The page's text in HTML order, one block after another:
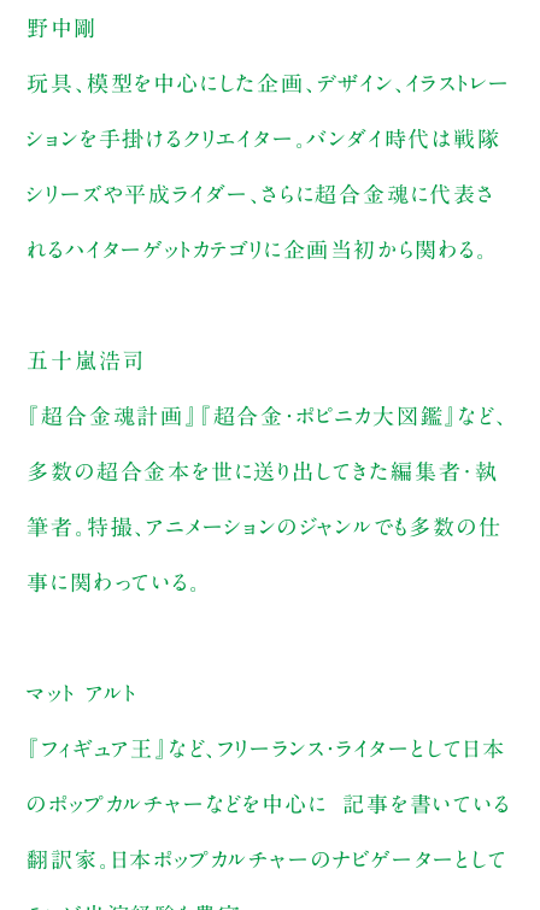
野中剛
玩具、模型を中心にした企画、デザイン、イラストレー
ションを手掛けるクリエイター。バンダイ時代は戦隊
シリーズや平成ライダー、さらに超合金魂に代表さ
れるハイターゲットカテゴリに企画当初から関わる。
五十嵐浩司
『超合金魂計画』『超合金・ポピニカ大図鑑』など、
多数の超合金本を世に送り出してきた編集者･執
筆者。特撮、アニメーションのジャンルでも多数の仕
事に関わっている。
マット アルト
『フィギュア王』など、フリーランス・ライターとして日本
のポップカルチャーなどを中心に 記事を書いている
翻訳家。日本ポップカルチャーのナビゲーターとして